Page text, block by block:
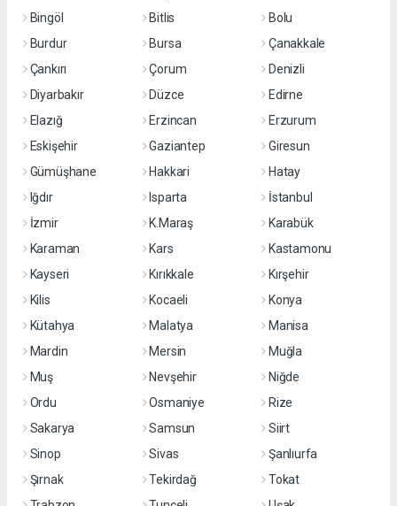
Bingöl
Bitlis
Bolu
Burdur
Bursa
Çanakkale
Çankırı
Çorum
Denizli
Diyarbakır
Düzce
Edirne
Elazığ
Erzincan
Erzurum
Eskişehir
Gaziantep
Giresun
Gümüşhane
Hakkari
Hatay
Iğdır
Isparta
İstanbul
İzmir
K.Maraş
Karabük
Karaman
Kars
Kastamonu
Kayseri
Kırıkkale
Kırşehir
Kilis
Kocaeli
Konya
Kütahya
Malatya
Manisa
Mardin
Mersin
Muğla
Muş
Nevşehir
Niğde
Ordu
Osmaniye
Rize
Sakarya
Samsun
Siirt
Sinop
Sivas
Şanlıurfa
Şırnak
Tekirdağ
Tokat